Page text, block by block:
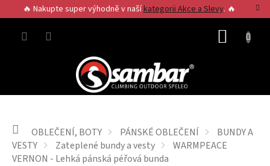
na
obsah
🔥 Nakupte super výhodně v našíkategorii Akce a Slevy. 🔥
Domů
OBLEČENÍ, BOTY PÁNSKÉ OBLEČENÍ
BUNDY A
VESTY
Zateplené bundy a vesty
WARMPEACE
VERNON - Lehká pánská péřová bunda